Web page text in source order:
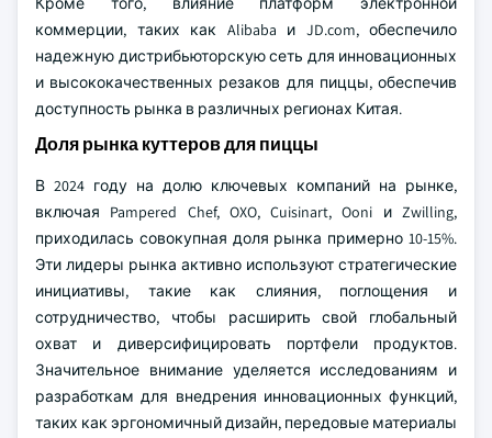
коммерции, таких как Alibaba и JD.com, обеспечило
надежную дистрибьюторскую сеть для инновационных
и высококачественных резаков для пиццы, обеспечив
доступность рынка в различных регионах Китая.
Доля рынка куттеров для пиццы
В 2024 году на долю ключевых компаний на рынке,
включая Pampered Chef, OXO, Cuisinart, Ooni и Zwilling,
приходилась совокупная доля рынка примерно 10-15%.
Эти лидеры рынка активно используют стратегические
инициативы, такие как слияния, поглощения и
сотрудничество, чтобы расширить свой глобальный
охват и диверсифицировать портфели продуктов.
Значительное внимание уделяется исследованиям и
разработкам для внедрения инновационных функций,
таких как эргономичный дизайн, передовые материалы